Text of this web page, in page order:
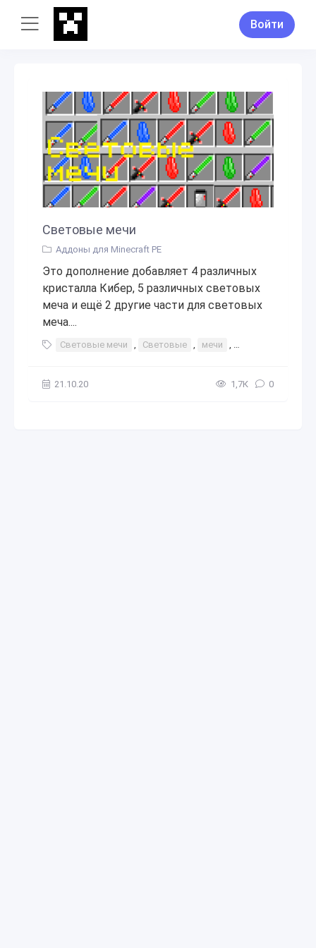
Войти
Световые мечи
Аддоны для Minecraft PE
Это дополнение добавляет 4 различных
кристалла Кибер, 5 различных световых
меча и ещё 2 другие части для световых
меча....
Световые мечи , Световые , мечи , световые
21.10.20 1,7К 0